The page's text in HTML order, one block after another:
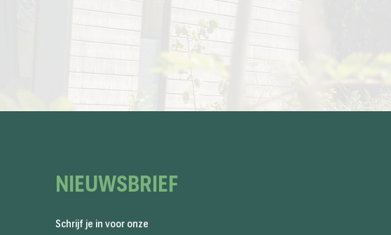
Schrijf je in voor onze
NIEUWSBRIEF